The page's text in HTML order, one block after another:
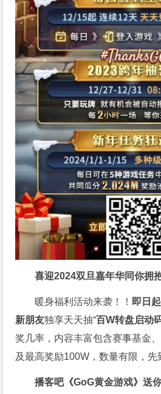
喜迎2024双旦嘉年华同你拥
暖身福利活动来袭！！ 即日
新朋友独享天天抽“百W转盘启动
奖几率，内容丰富包含赛事基金
及最高奖励100W，数量有限，先
播客吧《GoG黄金游戏》送